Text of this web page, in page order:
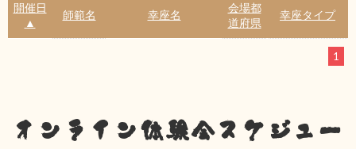
開催日
▲
師範名 幸座名
会場都
道府県
幸座タイプ
1
オンライン体験会スケジュー